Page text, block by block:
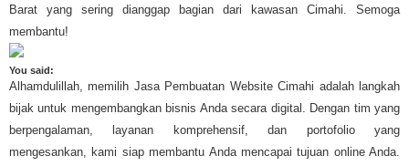
Barat yang sering dianggap bagian dari kawasan Cimahi. Semoga
membantu!
You said:
Alhamdulillah, memilih Jasa Pembuatan Website Cimahi adalah langkah
bijak untuk mengembangkan bisnis Anda secara digital. Dengan tim yang
berpengalaman, layanan komprehensif, dan portofolio yang
mengesankan, kami siap membantu Anda mencapai tujuan online Anda.